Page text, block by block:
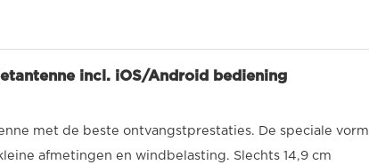
incl. iOS/Android bediening
met de beste ontvangstprestaties. De speciale vorm
afmetingen en windbelasting. Slechts 14,9 cm